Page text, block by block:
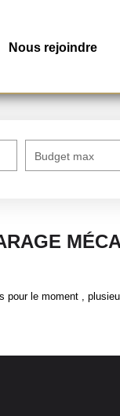
Nous rejoindre
Budget max
pour le moment ,